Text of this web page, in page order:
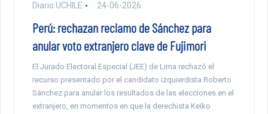
Diario UCHILE 24-06-2026
Perú: rechazan reclamo de Sánchez para
anular voto extranjero clave de Fujimori
El Jurado Electoral Especial (JEE) de Lima rechazó el
recurso presentado por el candidato izquierdista Roberto
Sánchez para anular los resultados de las elecciones en el
extranjero, en momentos en que la derechista Keiko